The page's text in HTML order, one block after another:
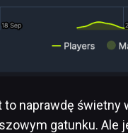
naprawdę świetny
gatunku. Ale